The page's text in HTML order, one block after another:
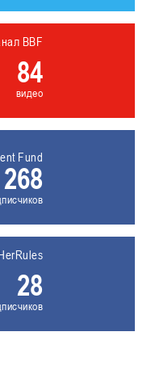
BBF
84
видео
Fund
268
28